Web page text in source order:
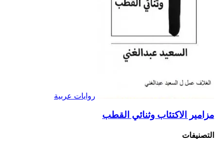
روايات عربية
مزامير الاكتئاب وثنائي القطب
التصنيفات